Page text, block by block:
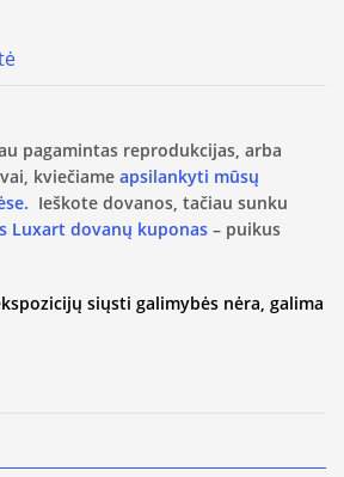
pagamintas reprodukcijas, arba
kviečiame apsilankyti mūsų
Ieškote dovanos, tačiau sunku
Luxart dovanų kuponas – puikus
siųsti galimybės nėra, galima